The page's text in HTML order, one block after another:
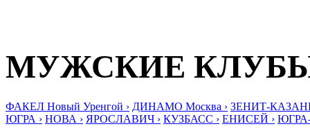
МУЖСКИЕ
ФАКЕЛ Новый Уренгой › ДИНАМО Москва › ЗЕНИТ-
ЮГРА › НОВА › ЯРОСЛАВИЧ › КУЗБАСС › ЕНИСЕЙ ›